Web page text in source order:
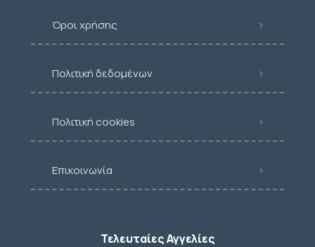
Όροι χρήσης
Πολιτική δεδομένων
Πολιτική cookies
Επικοινωνία
Τελευταίες Αγγελίες